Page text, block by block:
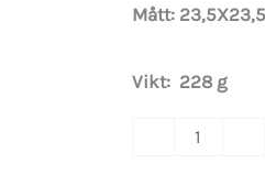
Mått:
Vikt: 228 g
Skönhetsväska